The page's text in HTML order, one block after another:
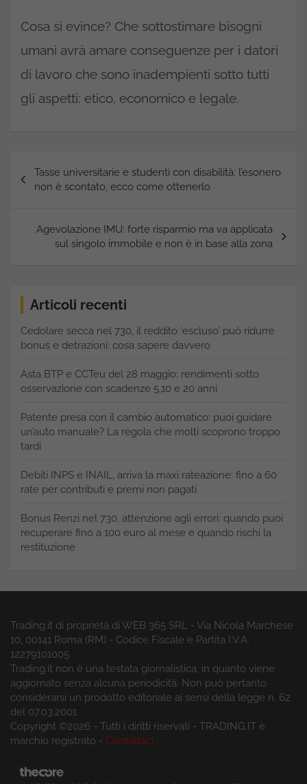
Cosa si evince? Che sottostimare bisogni
umani avrà amare conseguenze per i datori
di lavoro che sono inadempienti sotto tutti
gli aspetti: etico, economico e legale.
Navigazione
articoli
Tasse universitarie e studenti con disabilità: l’esonero
non è scontato, ecco come ottenerlo
Agevolazione IMU: forte risparmio ma va applicata
sul singolo immobile e non è in base alla zona
Articoli recenti
Cedolare secca nel 730, il reddito ‘escluso’ può ridurre
bonus e detrazioni: cosa sapere davvero
Asta BTP e CCTeu del 28 maggio: rendimenti sotto
osservazione con scadenze 5,10 e 20 anni
Patente presa con il cambio automatico: puoi guidare
un’auto manuale? La regola che molti scoprono troppo
tardi
Debiti INPS e INAIL, arriva la maxi rateazione: fino a 60
rate per contributi e premi non pagati
Bonus Renzi nel 730, attenzione agli errori: quando puoi
recuperare fino a 100 euro al mese e quando rischi la
restituzione
Trading.it di proprietà di WEB 365 SRL - Via Nicola Marchese
10, 00141 Roma (RM) - Codice Fiscale e Partita I.V.A.
12279101005
Trading.it non è una testata giornalistica, in quanto viene
aggiornato senza alcuna periodicità. Non può pertanto
considerarsi un prodotto editoriale ai sensi della legge n. 62
del 07.03.2001
Copyright ©2026 - Tutti i diritti riservati - TRADING.IT è
marchio registrato - Contattaci